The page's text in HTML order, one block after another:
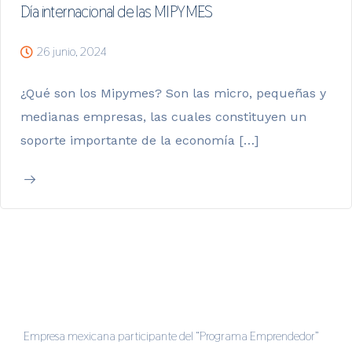
Día internacional de las MIPYMES
26 junio, 2024
¿Qué son los Mipymes? Son las micro, pequeñas y
medianas empresas, las cuales constituyen un
soporte importante de la economía […]
Empresa mexicana participante del “Programa Emprendedor”